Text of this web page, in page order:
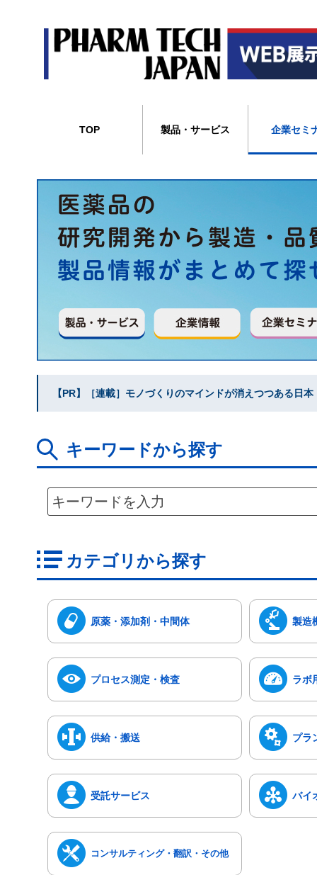
TOP 製品・サービス 企業セミ
【PR】［連載］モノづくりのマインドが消えつつある日
キーワードから探す
カテゴリから探す
原薬・添加剤・中間体 製造
プロセス測定・検査 ラボ
供給・搬送 プラ
受託サービス バイ
コンサルティング・翻訳・その他